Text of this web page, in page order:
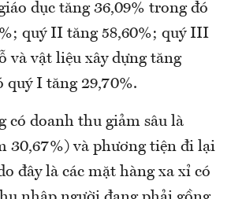
dục tăng 36,09% trong đó
quý II tăng 58,60%; quý III
và vật liệu xây dựng tăng
quý I tăng 29,70%.
có doanh thu giảm sâu là
30,67%) và phương tiện đi lại
đây là các mặt hàng xa xỉ có